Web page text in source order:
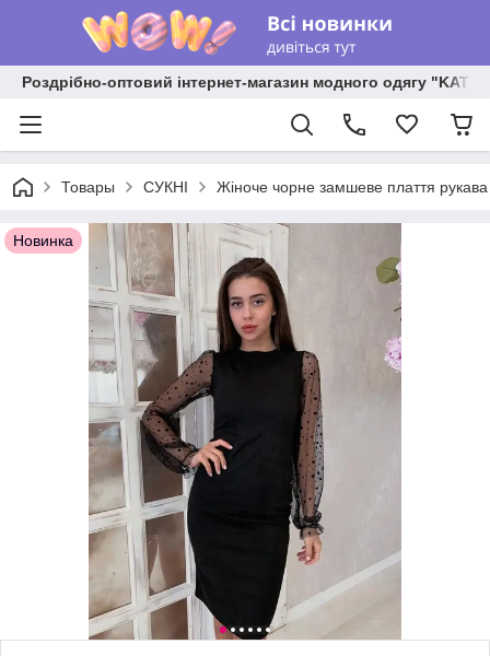
Роздрібно-оптовий інтернет-магазин модного одягу
Товары СУКНІ Жіноче чорне замшеве плаття
Новинка